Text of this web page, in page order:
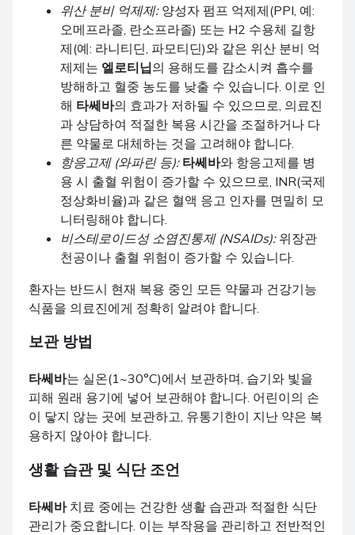
위산 분비 억제제:양성자 펌프 억제제(PPI, 예:
오메프라졸, 란소프라졸) 또는 H2 수용체 길항
제(예: 라니티딘, 파모티딘)와 같은 위산 분비 억
제제는 엘로티닙의 용해도를 감소시켜 흡수를
방해하고 혈중 농도를 낮출 수 있습니다. 이로 인
해 타쎄바의 효과가 저하될 수 있으므로, 의료진
과 상담하여 적절한 복용 시간을 조절하거나 다
른 약물로 대체하는 것을 고려해야 합니다.
항응고제 (와파린 등): 타쎄바와 항응고제를 병
용 시 출혈 위험이 증가할 수 있으므로, INR(국제
정상화비율)과 같은 혈액 응고 인자를 면밀히 모
니터링해야 합니다.
비스테로이드성 소염진통제 (NSAIDs):위장관
천공이나 출혈 위험이 증가할 수 있습니다.
환자는 반드시 현재 복용 중인 모든 약물과 건강기능
식품을 의료진에게 정확히 알려야 합니다.
보관 방법
타쎄바는 실온(1~30°C)에서 보관하며, 습기와 빛을
피해 원래 용기에 넣어 보관해야 합니다. 어린이의 손
이 닿지 않는 곳에 보관하고, 유통기한이 지난 약은 복
용하지 않아야 합니다.
생활 습관 및 식단 조언
타쎄바치료 중에는 건강한 생활 습관과 적절한 식단
관리가 중요합니다. 이는 부작용을 관리하고 전반적인